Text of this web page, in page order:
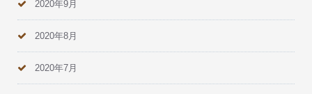
2020年9月
2020年8月
2020年7月